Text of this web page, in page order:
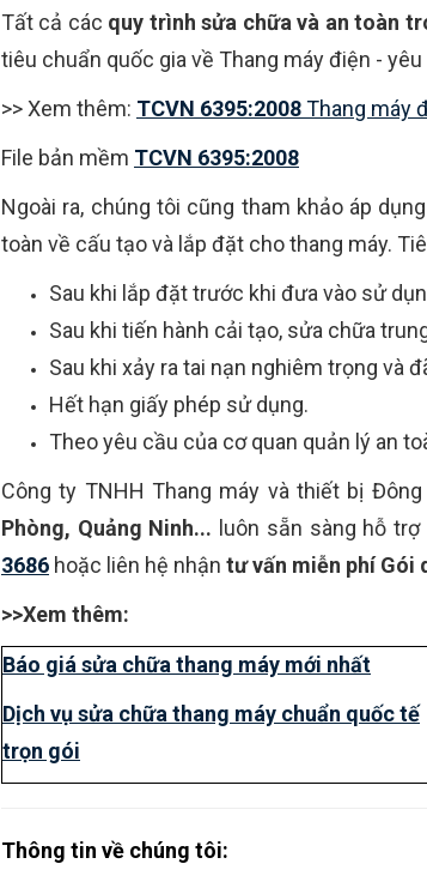
Tất cả các quy trình sửa chữa và an toàn
tiêu chuẩn quốc gia về Thang máy điện -
>> Xem thêm: TCVN 6395:2008Thang máy
File bản mềm TCVN 6395:2008
Ngoài ra, chúng tôi cũng tham khảo áp
toàn về cấu tạo và lắp đặt cho thang máy.
Sau khi lắp đặt trước khi đưa vào sử
Sau khi tiến hành cải tạo, sửa chữa
Sau khi xảy ra tai nạn nghiêm trọng và
Hết hạn giấy phép sử dụng.
Theo yêu cầu của cơ quan quản lý an
Công ty TNHH Thang máy và thiết bị
Phòng, Quảng Ninh... luôn sẵn sàng hỗ
3686 hoặc liên hệ nhận tư vấn miễn phí Gói
>>Xem thêm:
Báo giá sửa chữa thang máy mới nhất
Dịch vụ sửa chữa thang máy chuẩn quốc tế
trọn gói
Thông tin về chúng tôi: